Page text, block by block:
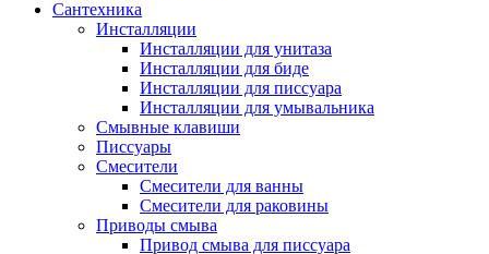
Сантехника
Инсталляции
Инсталляции для унитаза
Инсталляции для биде
Инсталляции для писсуара
Инсталляции для умывальника
Смывные клавиши
Писсуары
Смесители
Смесители для ванны
Смесители для раковины
Приводы смыва
Привод смыва для писсуара